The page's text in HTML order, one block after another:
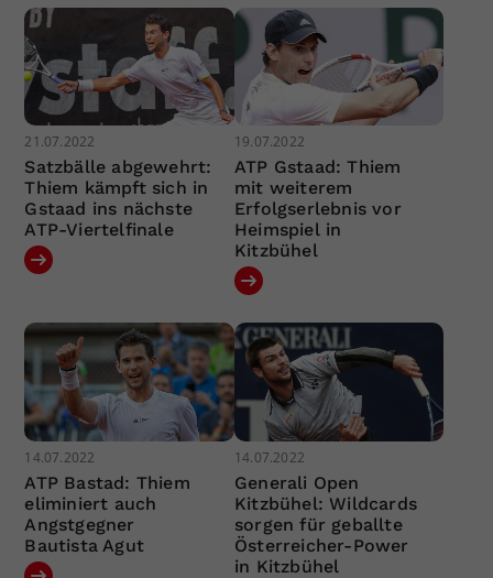
21.07.2022
Satzbälle abgewehrt:
Thiem kämpft sich in
Gstaad ins nächste
ATP-Viertelfinale
19.07.2022
ATP Gstaad: Thiem
mit weiterem
Erfolgserlebnis vor
Heimspiel in
Kitzbühel
14.07.2022
ATP Bastad: Thiem
eliminiert auch
Angstgegner
Bautista Agut
14.07.2022
Generali Open
Kitzbühel: Wildcards
sorgen für geballte
Österreicher-Power
in Kitzbühel